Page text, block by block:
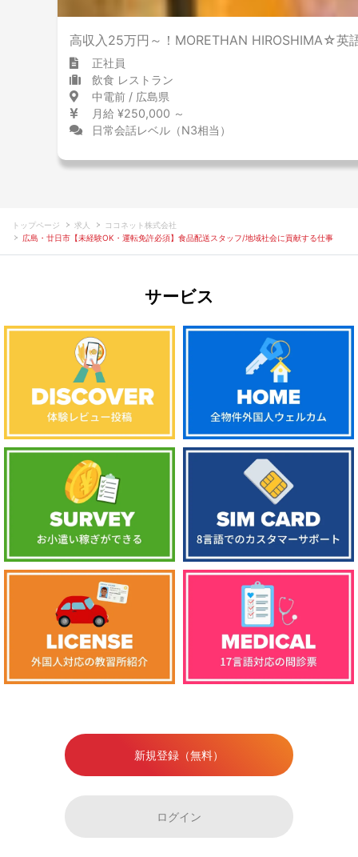
高収入25万円～！MORETHAN HIROSHIMA☆英
正社員
飲食 レストラン
中電前 / 広島県
月給 ¥250,000 ～
日常会話レベル（N3相当）
トップページ 求人
ココネット株式会社
広島・廿日市【未経験OK・運転免許必須】食品配送スタッフ/地域社会に貢献する仕事
サービス
新規登録（無料）
ログイン